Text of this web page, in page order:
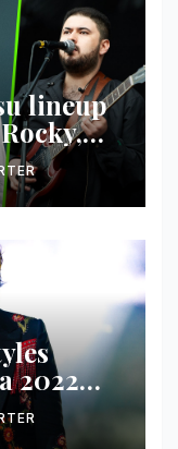
lineup
Palo
2022
Billie